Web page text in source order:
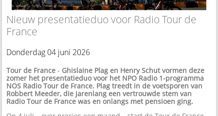
Nieuw presentatieduo voor Radio Tour de
France
Donderdag 04 juni 2026
Tour de France - Ghislaine Plag en Henry Schut vormen deze
zomer het presentatieduo voor het NPO Radio 1-programma
NOS Radio Tour de France. Plag treedt in de voetsporen van
Robbert Meeder, die jarenlang een vertrouwde stem van
Radio Tour de France was en onlangs met pensioen ging.